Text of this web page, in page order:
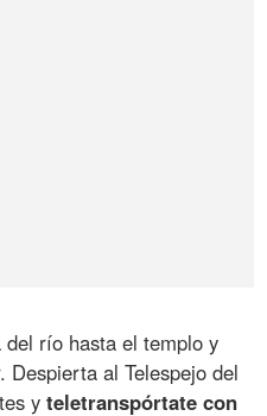
río hasta el templo y
Despierta al Telespejo del
yteletranspórtate con